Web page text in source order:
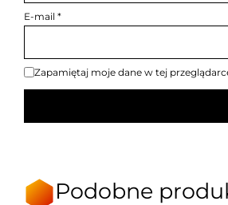
E-mail *
Zapamiętaj moje dane w tej
Podobne